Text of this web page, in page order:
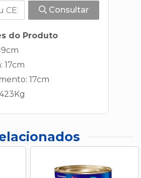
Consultar
do Produto
17cm
17cm